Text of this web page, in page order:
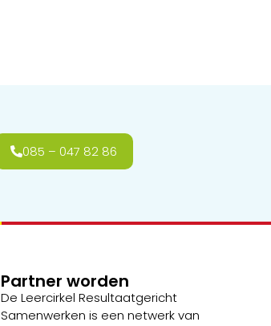
085 – 047 82 86
Partner worden
De Leercirkel Resultaatgericht
Samenwerken is een netwerk van